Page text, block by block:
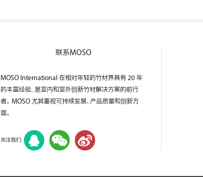
联系MOSO
MOSO International 在相对年轻的竹材界具有 20 年
的丰富经验，是室内和室外创新竹材解决方案的前行
者。 MOSO 尤其重视可持续发展、产品质量和创新方
面。
关注我们：